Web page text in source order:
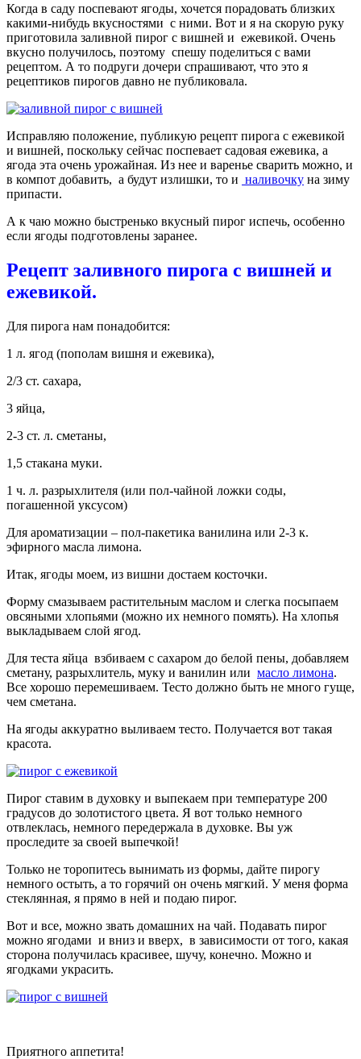
Когда в саду поспевают ягоды, хочется порадовать близких
какими-нибудь вкусностями с ними. Вот и я на скорую руку
приготовила заливной пирог с вишней и ежевикой. Очень
вкусно получилось, поэтому спешу поделиться с вами
рецептом. А то подруги дочери спрашивают, что это я
рецептиков пирогов давно не публиковала.
Исправляю положение, публикую рецепт пирога с ежевикой
и вишней, поскольку сейчас поспевает садовая ежевика, а
ягода эта очень урожайная. Из нее и варенье сварить можно, и
в компот добавить, а будут излишки, то и наливочку на зиму
припасти.
А к чаю можно быстренько вкусный пирог испечь, особенно
если ягоды подготовлены заранее.
Рецепт заливного пирога с вишней и
ежевикой.
Для пирога нам понадобится:
1 л. ягод (пополам вишня и ежевика),
2/3 ст. сахара,
3 яйца,
2-3 ст. л. сметаны,
1,5 стакана муки.
1 ч. л. разрыхлителя (или пол-чайной ложки соды,
погашенной уксусом)
Для ароматизации – пол-пакетика ванилина или 2-3 к.
эфирного масла лимона.
Итак, ягоды моем, из вишни достаем косточки.
Форму смазываем растительным маслом и слегка посыпаем
овсяными хлопьями (можно их немного помять). На хлопья
выкладываем слой ягод.
Для теста яйца взбиваем с сахаром до белой пены, добавляем
сметану, разрыхлитель, муку и ванилин или масло лимона.
Все хорошо перемешиваем. Тесто должно быть не много гуще,
чем сметана.
На ягоды аккуратно выливаем тесто. Получается вот такая
красота.
Пирог ставим в духовку и выпекаем при температуре 200
градусов до золотистого цвета. Я вот только немного
отвлеклась, немного передержала в духовке. Вы уж
проследите за своей выпечкой!
Только не торопитесь вынимать из формы, дайте пирогу
немного остыть, а то горячий он очень мягкий. У меня форма
стеклянная, я прямо в ней и подаю пирог.
Вот и все, можно звать домашних на чай. Подавать пирог
можно ягодами и вниз и вверх, в зависимости от того, какая
сторона получилась красивее, шучу, конечно. Можно и
ягодками украсить.
Приятного аппетита!